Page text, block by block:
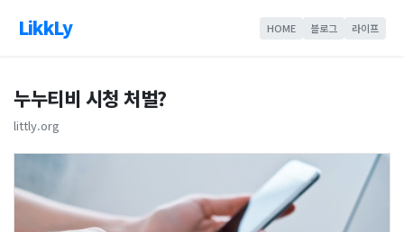
LikkLy HOME 블로그 라이프
누누티비 시청 처벌?
littly.org